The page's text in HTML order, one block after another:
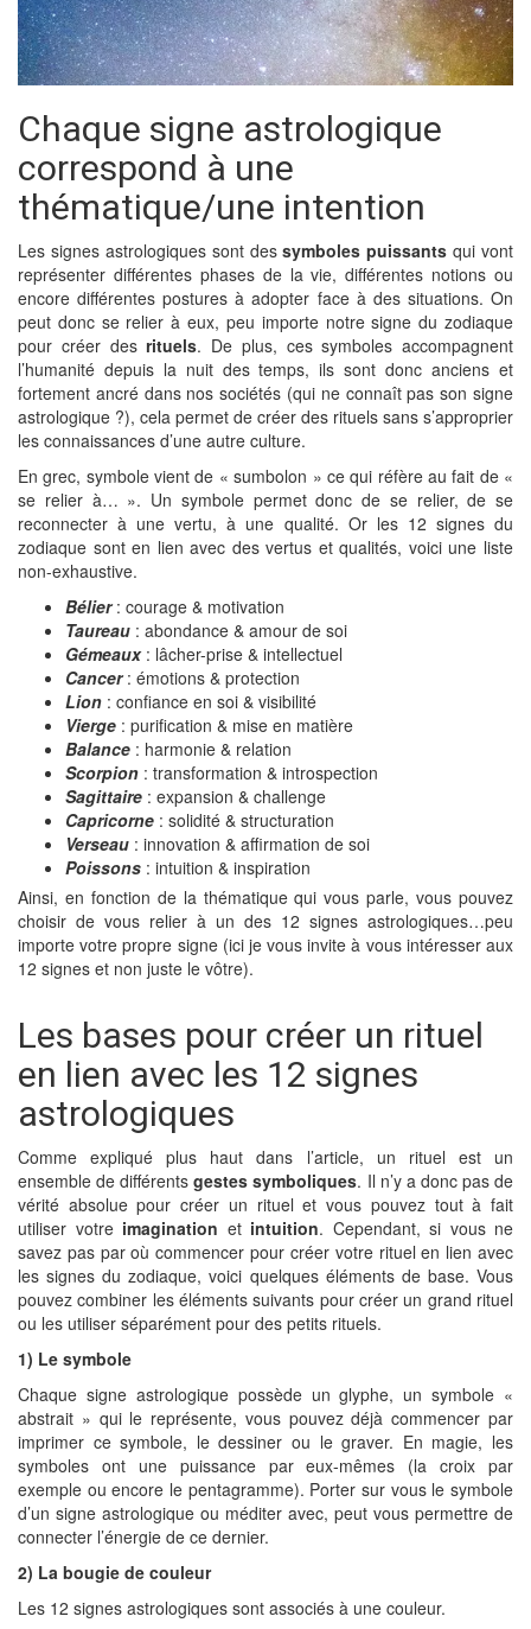
Chaque signe astrologique
correspond à une
thématique/une intention
Les signes astrologiques sont dessymboles puissants qui vont
représenter différentes phases de la vie, différentes notions ou
encore différentes postures à adopter face à des situations. On
peut donc se relier à eux, peu importe notre signe du zodiaque
pour créer desrituels. De plus, ces symboles accompagnent
l’humanité depuis la nuit des temps, ils sont donc anciens et
fortement ancré dans nos sociétés (qui ne connaît pas son signe
astrologique ?), cela permet de créer des rituels sans s’approprier
les connaissances d’une autre culture.
En grec, symbole vient de « sumbolon » ce qui réfère au fait de «
se relier à… ». Un symbole permet donc de se relier, de se
reconnecter à une vertu, à une qualité. Or les 12 signes du
zodiaque sont en lien avec des vertus et qualités, voici une liste
non-exhaustive.
Bélier: courage & motivation
Taureau : abondance & amour de soi
Gémeaux: lâcher-prise & intellectuel
Cancer: émotions & protection
Lion : confiance en soi & visibilité
Vierge : purification & mise en matière
Balance : harmonie & relation
Scorpion : transformation & introspection
Sagittaire : expansion & challenge
Capricorne : solidité & structuration
Verseau : innovation & affirmation de soi
Poissons : intuition & inspiration
Ainsi, en fonction de la thématique qui vous parle, vous pouvez
choisir de vous relier à un des 12 signes astrologiques…peu
importe votre propre signe (ici je vous invite à vous intéresser aux
12 signes et non juste le vôtre).
Les bases pour créer un rituel
en lien avec les 12 signes
astrologiques
Comme expliqué plus haut dans l’article, un rituel est un
ensemble de différentsgestes symboliques. Il n’y a donc pas de
vérité absolue pour créer un rituel et vous pouvez tout à fait
utiliser votreimagination et intuition. Cependant, si vous ne
savez pas par où commencer pour créer votre rituel en lien avec
les signes du zodiaque, voici quelques éléments de base. Vous
pouvez combiner les éléments suivants pour créer un grand rituel
ou les utiliser séparément pour des petits rituels.
1) Le symbole
Chaque signe astrologique possède un glyphe, un symbole «
abstrait » qui le représente, vous pouvez déjà commencer par
imprimer ce symbole, le dessiner ou le graver. En magie, les
symboles ont une puissance par eux-mêmes (la croix par
exemple ou encore le pentagramme). Porter sur vous le symbole
d’un signe astrologique ou méditer avec, peut vous permettre de
connecter l’énergie de ce dernier.
2) La bougie de couleur
Les 12 signes astrologiques sont associés à une couleur.